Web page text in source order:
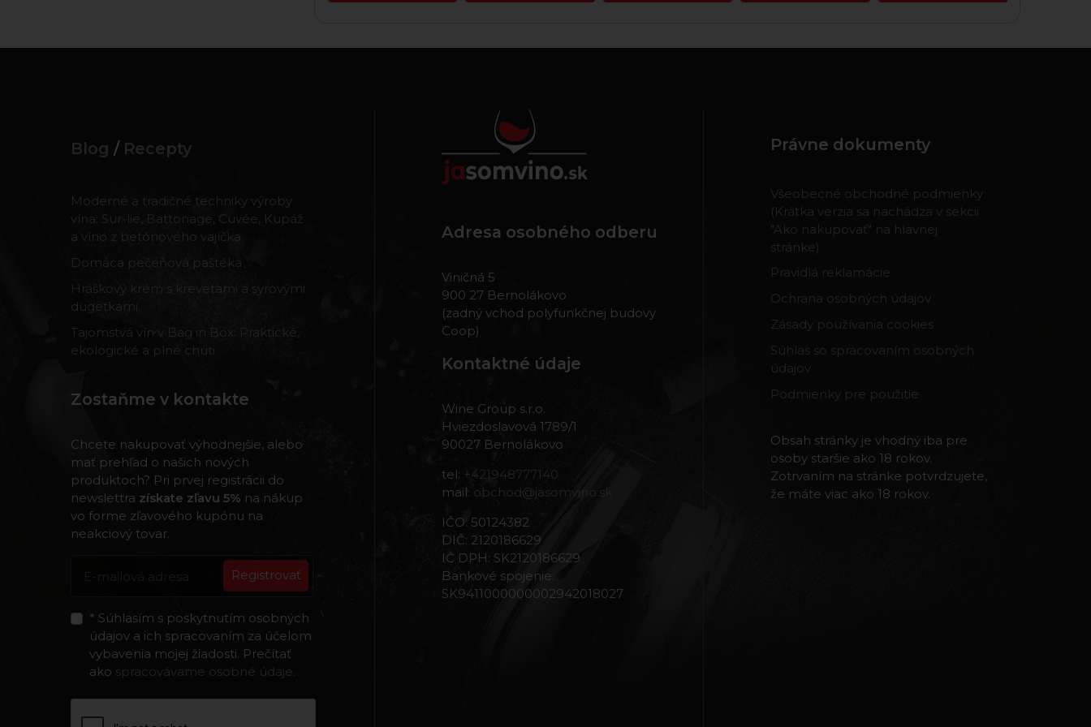
Blog / Recepty
Moderné a tradičné techniky výroby
vína: Sur-lie, Battonage, Cuvée, Kupáž
a víno z betónového vajíčka
Domáca pečeňová paštéka
Hráškový krém s krevetami a syrovými
dugetkami
Tajomstvá vín v Bag in Box: Praktické,
ekologické a plné chuti
Zostaňme v kontakte
Chcete nakupovať výhodnejšie, alebo
mať prehľad o našich nových
produktoch? Pri prvej registrácii do
newslettra získate zľavu 5% na nákup
vo forme zľavového kupónu na
neakciový tovar.
Registrovať
* Súhlasím s poskytnutím osobných
údajov a ich spracovaním za účelom
vybavenia mojej žiadosti. Prečítať
ako spracovávame osobné údaje.
Adresa osobného odberu
Viničná 5
900 27 Bernolákovo
(zadný vchod polyfunkčnej budovy
Coop)
Kontaktné údaje
Wine Group s.r.o.
Hviezdoslavová 1789/1
90027 Bernolákovo
tel: +421948777140
mail: obchod@jasomvino.sk
IČO: 50124382
DIČ: 2120186629
IČ DPH: SK2120186629
Bankové spojenie:
SK9411000000002942018027
Právne dokumenty
Všeobecné obchodné podmienky
(Krátka verzia sa nachádza v sekcii
"Ako nakupovať" na hlavnej
stránke)
Pravidlá reklamácie
Ochrana osobných údajov
Zásady používania cookies
Súhlas so spracovaním osobných
údajov
Podmienky pre použitie
Obsah stránky je vhodný iba pre
osoby staršie ako 18 rokov.
Zotrvaním na stránke potvrdzujete,
že máte viac ako 18 rokov.